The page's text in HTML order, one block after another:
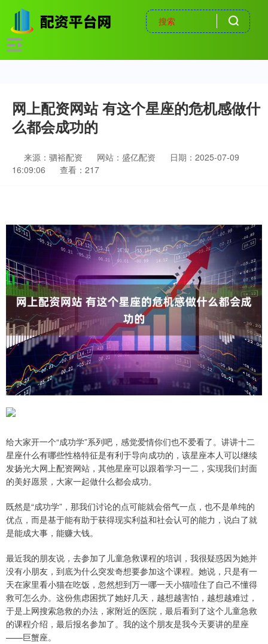
网上配资网站 有这个星座的危机感做什
么都会成功的
来源：驷裕配资 网站：盛亿配资
日期：2025-07-09
16:09:06
查看：217
给大家开一个“成功学”系列吧，感觉爱情你们也不爱看了。讲讲十二
星座什么有哪些性格特征是有利于导向成功的，该星座本人可以继续
发扬光大网上配资网站，其他星座可以跟着学习一二，实现我们封面
的美好愿景，大家一起做什么都会成功。
既然是“成功学”，那我们讨论的点可能就会俗气一点，也不是单纯的
优点，而是基于能有助于获得现实利益和社会认可的能力，说白了就
是能成大事，能赚大钱。
最近我的朋友说，去参加了儿童急救课程的培训，我很疑惑因为她并
没有小朋友，到底为什么突发奇想要参加这个课程。她说，只是有一
天在家里看小猫在吃饭，忽然想到万一哪一天小猫噎住了自己不懂得
救可怎么办。这份焦虑困扰了她好几天，越想越害怕，越想越难过，
于是上网搜索急救的办法，家附近的医院，最后看到了这个儿童急救
的课程介绍，最后报名参加了。我的这个朋友是我今天要讲的星座
——巨蟹座。